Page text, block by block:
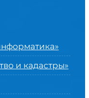
и кадастры»